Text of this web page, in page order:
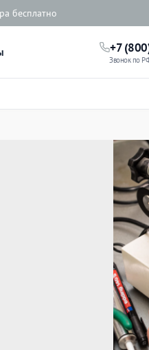
бесплатно
+7
Звонок по